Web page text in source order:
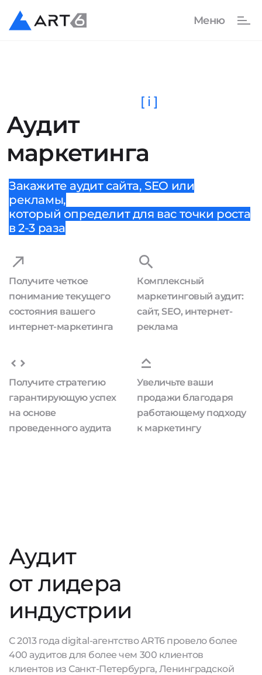
Аудит
маркетинга
[ i ]
Закажите аудит сайта, SEO или
рекламы,
который определит для вас точки роста
в 2-3 раза
Получите четкое
понимание текущего
состояния вашего
интернет-маркетинга
Комплексный
маркетинговый аудит:
сайт, SEO, интернет-
реклама
Получите стратегию
гарантирующую успех
на основе
проведенного аудита
Увеличьте ваши
продажи благодаря
работающему подходу
к маркетингу
Аудит
от лидера
индустрии
С 2013 года digital-агентство ART6 провело более
400 аудитов для более чем 300 клиентов
клиентов из Санкт-Петербурга, Ленинградской